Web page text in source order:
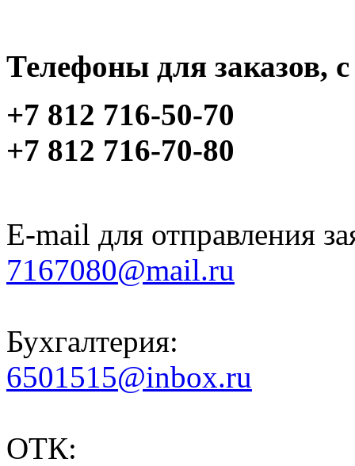
Телефоны для заказов,
+7 812 716-50-70
+7 812 716-70-80
E-mail для отправления
7167080@mail.ru
Бухгалтерия:
6501515@inbox.ru
ОТК: